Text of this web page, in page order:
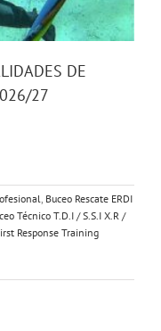
DE
27
Buceo Rescate ERDI
Técnico T.D.I / S.S.I X.R /
Response Training